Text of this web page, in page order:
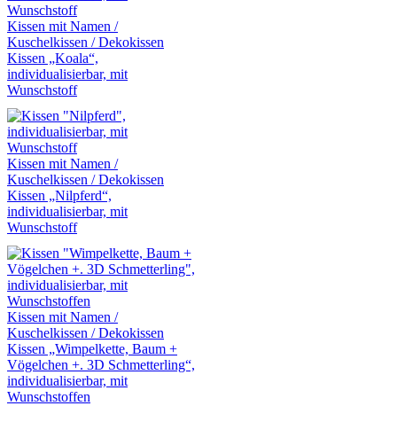
Kissen mit Namen /
Kuschelkissen / Dekokissen
Kissen „Koala“,
individualisierbar, mit
Wunschstoff
Kissen mit Namen /
Kuschelkissen / Dekokissen
Kissen „Nilpferd“,
individualisierbar, mit
Wunschstoff
Kissen mit Namen /
Kuschelkissen / Dekokissen
Kissen „Wimpelkette, Baum +
Vögelchen +. 3D Schmetterling“,
individualisierbar, mit
Wunschstoffen